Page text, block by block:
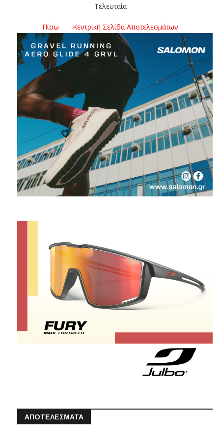
Τελευταία
Πίσω Κεντρική Σελίδα Αποτελεσμάτων
ΑΠΟΤΕΛΕΣΜΑΤΑ